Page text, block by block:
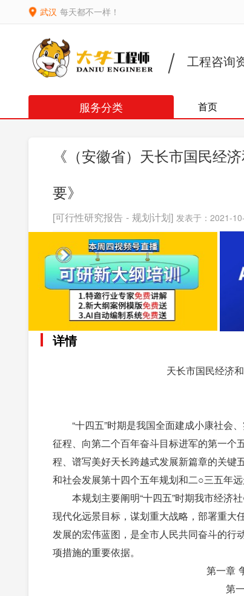
武汉 每天都不一样！
工程咨询
服务分类 首页
《（安徽省）天长市国民经
要》
[可行性研究报告 - 规划计划] 发表于：2021-
详情
天长市国民经济
“十四五”时期是我国全面建成小康社会
征程、向第二个百年奋斗目标进军的第一个
程、谱写美好天长跨越式发展新篇章的关键
和社会发展第十四个五年规划和二○三五年
本规划主要阐明“十四五”时期我市经济
现代化远景目标，谋划重大战略，部署重大
发展的宏伟蓝图，是全市人民共同奋斗的行
项措施的重要依据。
第一章
第